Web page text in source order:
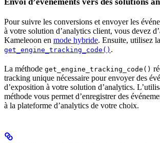
Pour suivre les conversions et envoyer les
à votre solution d’analytics client, vous devez
Kameleoon en mode hybride. Ensuite, utilisez
get_engine_tracking_code() .
La méthode get_engine_tracking_code()
tracking unique nécessaire pour envoyer des
d’exposition à votre solution d’analytics.
méthode vous permet d’enregistrer des
à la plateforme d’analytics de votre choix.